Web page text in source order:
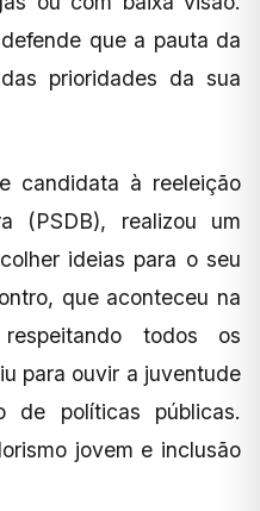
que a pauta da
prioridades da sua
candidata à reeleição
(PSDB), realizou um
ideias para o seu
que aconteceu na
todos os
para ouvir a juventude
de políticas públicas.
jovem e inclusão